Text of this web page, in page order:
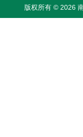
版权所有 © 2026